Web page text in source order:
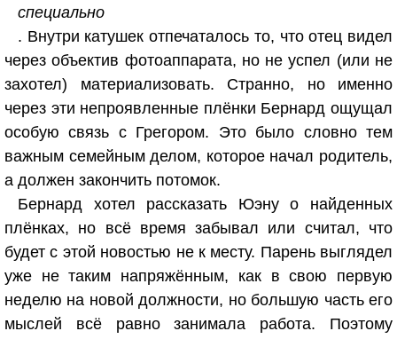
специально
. Внутри катушек отпечаталось то, что отец видел
через объектив фотоаппарата, но не успел (или не
захотел) материализовать. Странно, но именно
через эти непроявленные плёнки Бернард ощущал
особую связь с Грегором. Это было словно тем
важным семейным делом, которое начал родитель,
а должен закончить потомок.
Бернард хотел рассказать Юэну о найденных
плёнках, но всё время забывал или считал, что
будет с этой новостью не к месту. Парень выглядел
уже не таким напряжённым, как в свою первую
неделю на новой должности, но большую часть его
мыслей всё равно занимала работа. Поэтому